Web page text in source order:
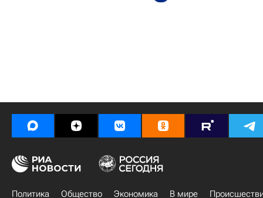
Политика Общество Экономика В мире